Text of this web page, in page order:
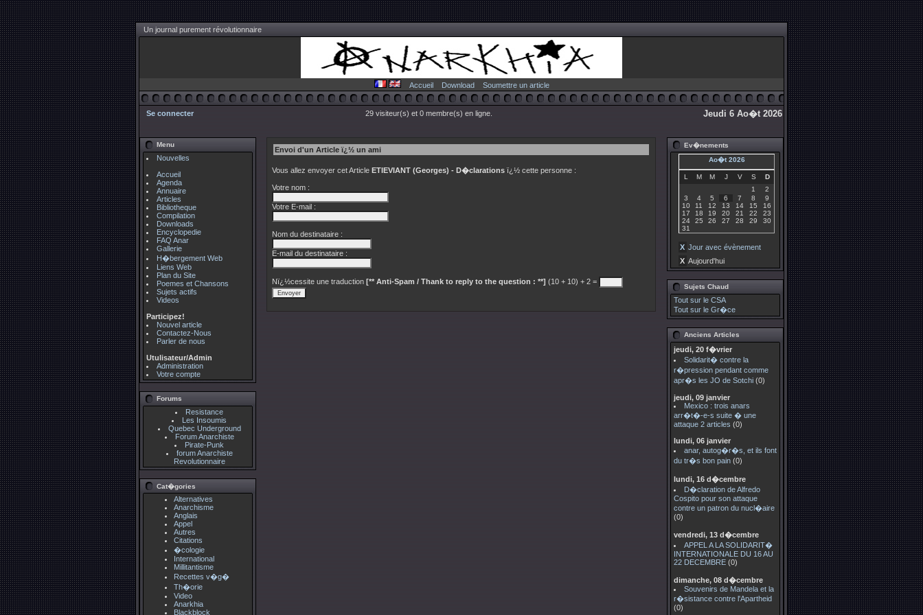
Un journal purement révolutionnaire
Accueil Download Soumettre un article
Se connecter 29 visiteur(s) et 0 membre(s) en ligne. Jeudi 6 Ao�t 2026
Menu
Nouvelles
Accueil
Agenda
Annuaire
Articles
Bibliotheque
Compilation
Downloads
Encyclopedie
FAQ Anar
Gallerie
H�bergement Web
Liens Web
Plan du Site
Poemes et Chansons
Sujets actifs
Videos
Participez!
Nouvel article
Contactez-Nous
Parler de nous
Utulisateur/Admin
Administration
Votre compte
Forums
Resistance
Les Insoumis
Quebec Underground
Forum Anarchiste
Pirate-Punk
forum Anarchiste
Revolutionnaire
Cat�gories
Alternatives
Anarchisme
Anglais
Appel
Autres
Citations
�cologie
International
Millitantisme
Recettes v�g�
Th�orie
Video
Anarkhia
Blackblock
Envoi d'un Article ï¿½ un ami
Vous allez envoyer cet Article ETIEVIANT (Georges) - D�clarations ï¿½ cette personne :
Votre nom :
Votre E-mail :
Nom du destinataire :
E-mail du destinataire :
Nï¿½cessite une traduction [** Anti-Spam / Thank to reply to the question : **] (10 + 10) + 2 =
Ev�nements
Ao�t 2026
L M M J V S
D
1
2
3
4 5 6 7 8
9
10
11 12 13 14 15
16
17
18 19 20 21 22
23
24
25 26 27 28 29
30
31
X Jour avec évènement
X Aujourd'hui
Sujets Chaud
Tout sur le CSA
Tout sur le Gr�ce
Anciens Articles
jeudi, 20 f�vrier
Solidarit� contre la
r�pression pendant comme
apr�s les JO de Sotchi (0)
jeudi, 09 janvier
Mexico : trois anars
arr�t�-e-s suite � une
attaque 2 articles (0)
lundi, 06 janvier
anar, autog�r�s, et ils font
du tr�s bon pain (0)
lundi, 16 d�cembre
D�claration de Alfredo
Cospito pour son attaque
contre un patron du nucl�aire
(0)
vendredi, 13 d�cembre
APPEL A LA SOLIDARIT�
INTERNATIONALE DU 16 AU
22 DECEMBRE (0)
dimanche, 08 d�cembre
Souvenirs de Mandela et la
r�sistance contre l'Apartheid
(0)